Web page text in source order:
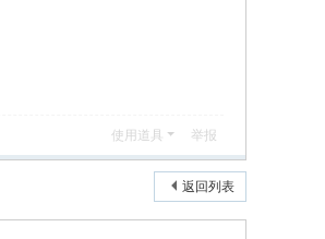
使用道具 举报
返回列表